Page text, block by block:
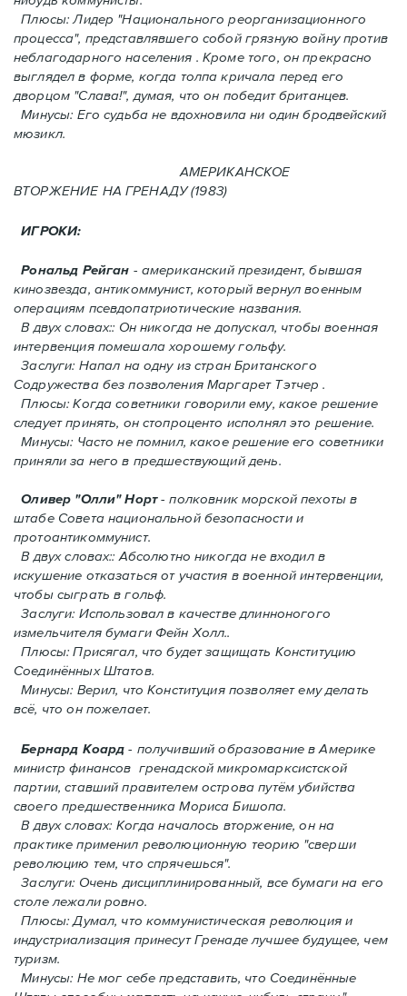
Плюсы: Лидер "Национального реорганизационного
процесса", представлявшего собой грязную войну против
неблагодарного населения . Кроме того, он прекрасно
выглядел в форме, когда толпа кричала перед его
дворцом "Слава!", думая, что он победит британцев.
Минусы: Его судьба не вдохновила ни один бродвейский
мюзикл.
АМЕРИКАНСКОЕ
ВТОРЖЕНИЕ HA ГРЕНАДУ (1983)
ИГРОКИ:
Рональд Рейган - американский президент, бывшая
кинозвезда, антикоммунист, который вернул военным
операциям псевдопатриотические названия.
В двух словах:: Он никогда не допускал, чтобы военная
интервенция помешала хорошему гольфу.
Заслуги: Напал на одну из стран Британского
Содружества без позволения Mаргарет Тэтчер .
Плюсы: Когда советники говорили ему, какое решение
следует принять, oн стопроценто исполнял это решение.
Минусы: Часто не помнил, какое решение его советники
приняли за него в предшествующий день.
Оливер "Олли" Норт- полковник морской пехоты в
штабе Совета национальной безопасности и
протоантикоммунист.
В двух словах:: Абсолютно никогда не входил в
искушение отказаться от участия в военной интервенции,
чтобы сыграть в гольф.
Заслуги: Использовал в качестве длинноногого
измельчителя бумаги Фейн Холл..
Плюсы: Присягал, что будет защищать Конституцию
Соединённых Штатов.
Минусы: Верил, что Конституция позволяет ему делать
всё, что он пожелает.
Бернард Коард- получивший образование в Америке
министр финансов гренадской микромарксистской
партии, ставший правителем острова путём убийства
своего предшественника Мориса Бишопа.
В двух словах: Когда началось вторжение, oн на
практике применил революционную теорию "сверши
революцию тем, что спрячешься".
Заслуги: Очень дисциплинированный, все бумаги на его
столе лежали ровно.
Плюсы: Думал, что коммунистическая революция и
индустриализация принесут Гренадe лучшее будущее, чем
туризм.
Минусы: Не мог себе представить, что Соединённые